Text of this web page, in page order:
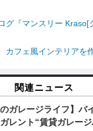
グ『マンスリー Kraso[
カフェ風インテリアを
関連ニュース
のガレージライフ】バ
レント“賃貸ガレー